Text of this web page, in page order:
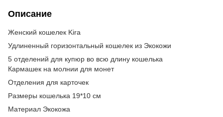
Описание
Женский кошелек Kira
Удлиненный горизонтальный кошелек из Экокожи
5 отделений для купюр во всю длину кошелька
Кармашек на молнии для монет
Отделения для карточек
Размеры кошелька 19*10 см
Материал Экокожа